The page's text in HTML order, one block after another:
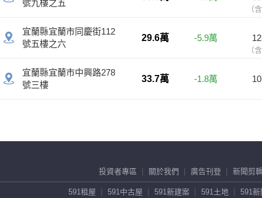
投資者專區 關於我們 廣告刊登 新聞剪
591租屋 591中古屋 591新建案 591土地
591新